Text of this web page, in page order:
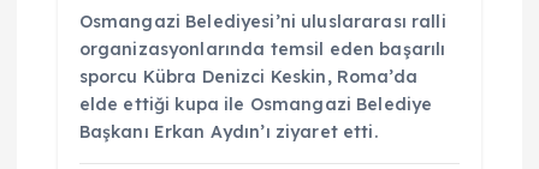
Osmangazi Belediyesi’ni uluslararası ralli
organizasyonlarında temsil eden başarılı
sporcu Kübra Denizci Keskin, Roma’da
elde ettiği kupa ile Osmangazi Belediye
Başkanı Erkan Aydın’ı ziyaret etti.